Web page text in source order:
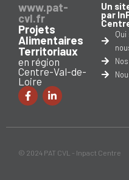
www.pat-
cvl.fr
Projets
Alimentaires
Territoriaux
en région
Centre-Val-de-
Loire
Un
par
© 2024 PAT CVL - Inpact Centre